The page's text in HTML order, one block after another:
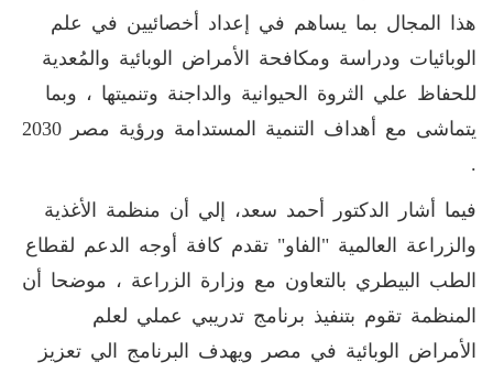
هذا المجال بما يساهم في إعداد أخصائيين في علم
الوبائيات ودراسة ومكافحة الأمراض الوبائية والمُعدية
للحفاظ علي الثروة الحيوانية والداجنة وتنميتها ، وبما
يتماشى مع أهداف التنمية المستدامة ورؤية مصر 2030
.
فيما أشار الدكتور أحمد سعد، إلي أن منظمة الأغذية
والزراعة العالمية "الفاو" تقدم كافة أوجه الدعم لقطاع
الطب البيطري بالتعاون مع وزارة الزراعة ، موضحا أن
المنظمة تقوم بتنفيذ برنامج تدريبي عملي لعلم
الأمراض الوبائية في مصر ويهدف البرنامج الي تعزيز